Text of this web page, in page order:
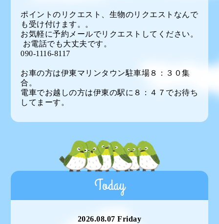
ポイントのリクエスト、生物のリクエストなんで
も受け付けます。。
お気軽に予約メールでリクエストしてください。
お電話でも大丈夫です。
090-1116-8117
お車の方は伊東マリンタウン駐車場８：３０集
合。
電車でお越しの方は伊東の駅に８：４７でお待ち
してまーす。
Today
2026.08.07 Friday